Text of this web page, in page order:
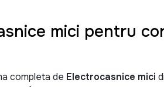
mici pentru
completa de Electrocasnice mici